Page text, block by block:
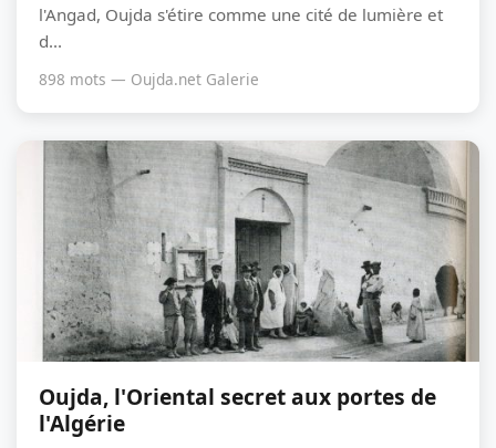
l'Angad, Oujda s'étire comme une cité de lumière et
d...
898 mots — Oujda.net Galerie
Oujda, l'Oriental secret aux portes de
l'Algérie